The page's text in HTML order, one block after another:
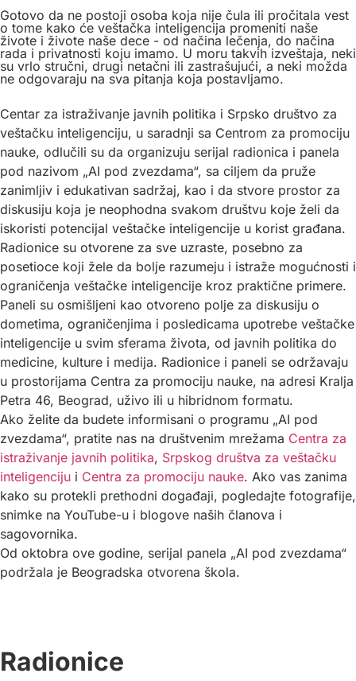
Gotovo da ne postoji osoba koja nije čula ili pročitala vest
o tome kako će veštačka inteligencija promeniti naše
živote i živote naše dece - od načina lečenja, do načina
rada i privatnosti koju imamo. U moru takvih izveštaja, neki
su vrlo stručni, drugi netačni ili zastrašujući, a neki možda
ne odgovaraju na sva pitanja koja postavljamo.
Centar za istraživanje javnih politika i Srpsko društvo za
veštačku inteligenciju, u saradnji sa Centrom za promociju
nauke, odlučili su da organizuju serijal radionica i panela
pod nazivom „AI pod zvezdama“, sa ciljem da pruže
zanimljiv i edukativan sadržaj, kao i da stvore prostor za
diskusiju koja je neophodna svakom društvu koje želi da
iskoristi potencijal veštačke inteligencije u korist građana.
Radionice su otvorene za sve uzraste, posebno za
posetioce koji žele da bolje razumeju i istraže mogućnosti i
ograničenja veštačke inteligencije kroz praktične primere.
Paneli su osmišljeni kao otvoreno polje za diskusiju o
dometima, ograničenjima i posledicama upotrebe veštačke
inteligencije u svim sferama života, od javnih politika do
medicine, kulture i medija. Radionice i paneli se održavaju
u prostorijama Centra za promociju nauke, na adresi Kralja
Petra 46, Beograd, uživo ili u hibridnom formatu.
Ako želite da budete informisani o programu „AI pod
zvezdama“, pratite nas na društvenim mrežama Centra za
istraživanje javnih politika, Srpskog društva za veštačku
inteligenciju i Centra za promociju nauke. Ako vas zanima
kako su protekli prethodni događaji, pogledajte fotografije,
snimke na YouTube-u i blogove naših članova i
sagovornika.
Od oktobra ove godine, serijal panela „AI pod zvezdama“
podržala je Beogradska otvorena škola.
Radionice